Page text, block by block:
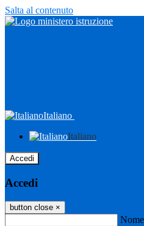
Salta al contenuto
Italiano
Italiano
Accedi
Accedi
button close ×